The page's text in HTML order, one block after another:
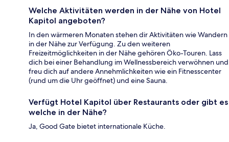
Welche Aktivitäten werden in der Nähe von Hotel
Kapitol angeboten?
In den wärmeren Monaten stehen dir Aktivitäten wie Wandern
in der Nähe zur Verfügung. Zu den weiteren
Freizeitmöglichkeiten in der Nähe gehören Öko-Touren. Lass
dich bei einer Behandlung im Wellnessbereich verwöhnen und
freu dich auf andere Annehmlichkeiten wie ein Fitnesscenter
(rund um die Uhr geöffnet) und eine Sauna.
Verfügt Hotel Kapitol über Restaurants oder gibt es
welche in der Nähe?
Ja, Good Gate bietet internationale Küche.